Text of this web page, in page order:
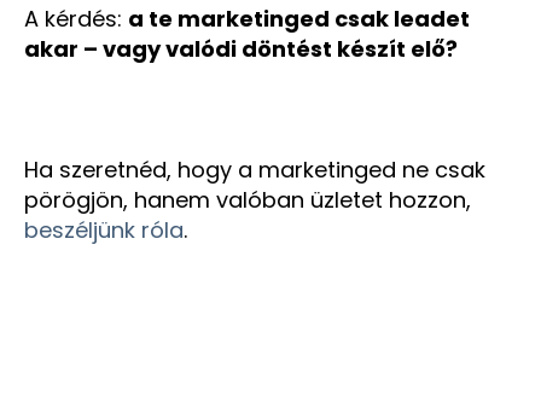
A kérdés: a te marketinged csak leadet
akar – vagy valódi döntést készít elő?
Ha szeretnéd, hogy a marketinged ne csak
pörögjön, hanem valóban üzletet hozzon,
beszéljünk róla.